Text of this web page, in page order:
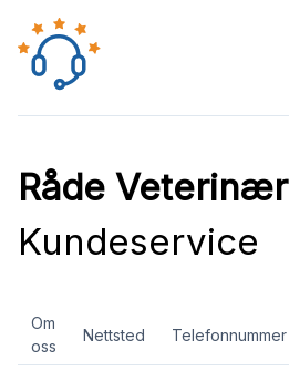
Råde
Kundeservice
Om
oss
Nettsted Telefonnummer